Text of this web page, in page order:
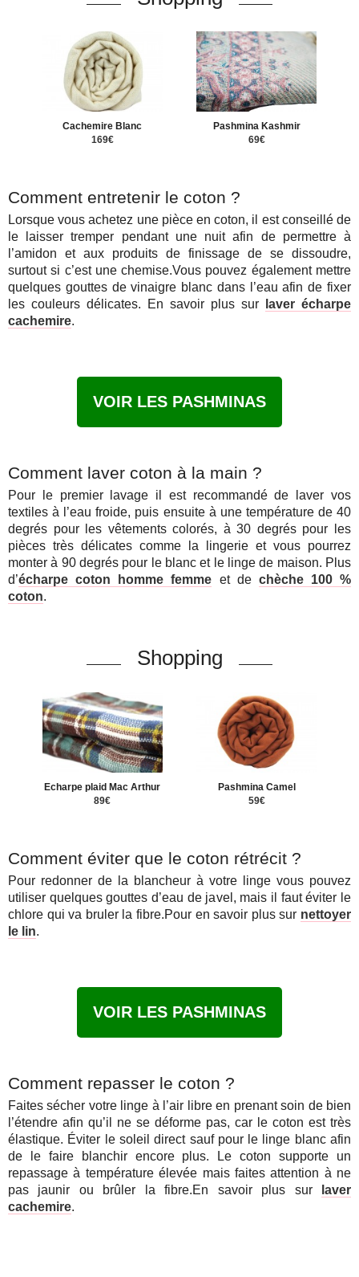
Cachemire Blanc
169€
Pashmina Kashmir
69€
Comment entretenir le coton ?
Lorsque vous achetez une pièce en coton, il est conseillé de
le laisser tremper pendant une nuit afin de permettre à
l’amidon et aux produits de finissage de se dissoudre,
surtout si c’est une chemise.Vous pouvez également mettre
quelques gouttes de vinaigre blanc dans l’eau afin de fixer
les couleurs délicates. En savoir plus sur
laver écharpe
cachemire.
VOIR LES PASHMINAS
Comment laver coton à la main ?
Pour le premier lavage il est recommandé de laver vos
textiles à l’eau froide, puis ensuite à une température de 40
degrés pour les vêtements colorés, à 30 degrés pour les
pièces très délicates comme la lingerie et vous pourrez
monter à 90 degrés pour le blanc et le linge de maison. Plus
d’écharpe coton homme femme et de chèche 100 %
coton.
Shopping
Echarpe plaid Mac Arthur
89€
Pashmina Camel
59€
Comment éviter que le coton rétrécit ?
Pour redonner de la blancheur à votre linge vous pouvez
utiliser quelques gouttes d’eau de javel, mais il faut éviter le
chlore qui va bruler la fibre.Pour en savoir plus sur nettoyer
le lin.
VOIR LES PASHMINAS
Comment repasser le coton ?
Faites sécher votre linge à l’air libre en prenant soin de bien
l’étendre afin qu’il ne se déforme pas, car le coton est très
élastique. Éviter le soleil direct sauf pour le linge blanc afin
de le faire blanchir encore plus. Le coton supporte un
repassage à température élevée mais faites attention à ne
pas jaunir ou brûler la fibre.En savoir plus sur
laver
cachemire.